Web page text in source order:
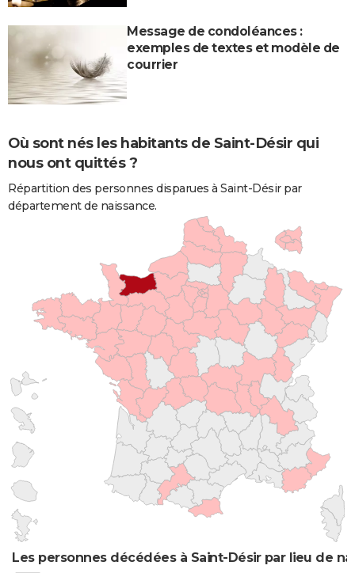
Message de condoléances :
exemples de textes et modèle de
courrier
Où sont nés les habitants de Saint-Désir qui
nous ont quittés ?
Répartition des personnes disparues à Saint-Désir par
département de naissance.
Les personnes décédées à Saint-Désir par lieu de